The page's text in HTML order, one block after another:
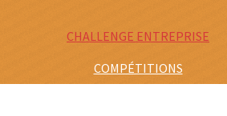
CHALLENGE ENTREPRISE
COMPÉTITIONS